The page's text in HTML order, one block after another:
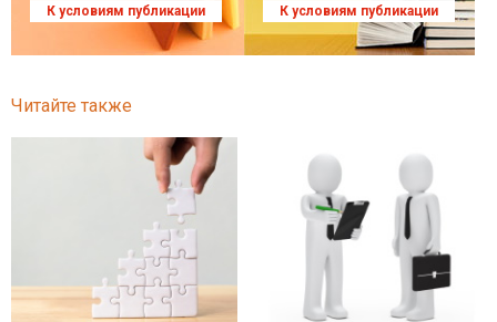
К условиям публикации К условиям публикации
Читайте также